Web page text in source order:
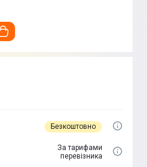
Безкоштовно
За тарифами
перевізника